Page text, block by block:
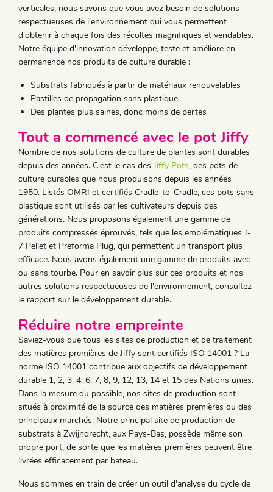
verticales, nous savons que vous avez besoin de solutions
respectueuses de l'environnement qui vous permettent
d'obtenir à chaque fois des récoltes magnifiques et vendables.
Notre équipe d'innovation développe, teste et améliore en
permanence nos produits de culture durable :
Substrats fabriqués à partir de matériaux renouvelables
Pastilles de propagation sans plastique
Des plantes plus saines, donc moins de pertes
Tout a commencé avec le pot Jiffy
Nombre de nos solutions de culture de plantes sont durables
depuis des années. C'est le cas des Jiffy Pots, des pots de
culture durables que nous produisons depuis les années
1950. Listés OMRI et certifiés Cradle-to-Cradle, ces pots sans
plastique sont utilisés par les cultivateurs depuis des
générations. Nous proposons également une gamme de
produits compressés éprouvés, tels que les emblématiques J-
7 Pellet et Preforma Plug, qui permettent un transport plus
efficace. Nous avons également une gamme de produits avec
ou sans tourbe. Pour en savoir plus sur ces produits et nos
autres solutions respectueuses de l'environnement, consultez
le rapport sur le développement durable.
Réduire notre empreinte
Saviez-vous que tous les sites de production et de traitement
des matières premières de Jiffy sont certifiés ISO 14001 ? La
norme ISO 14001 contribue aux objectifs de développement
durable 1, 2, 3, 4, 6, 7, 8, 9, 12, 13, 14 et 15 des Nations unies.
Dans la mesure du possible, nos sites de production sont
situés à proximité de la source des matières premières ou des
principaux marchés. Notre principal site de production de
substrats à Zwijndrecht, aux Pays-Bas, possède même son
propre port, de sorte que les matières premières peuvent être
livrées efficacement par bateau.
Nous sommes en train de créer un outil d'analyse du cycle de